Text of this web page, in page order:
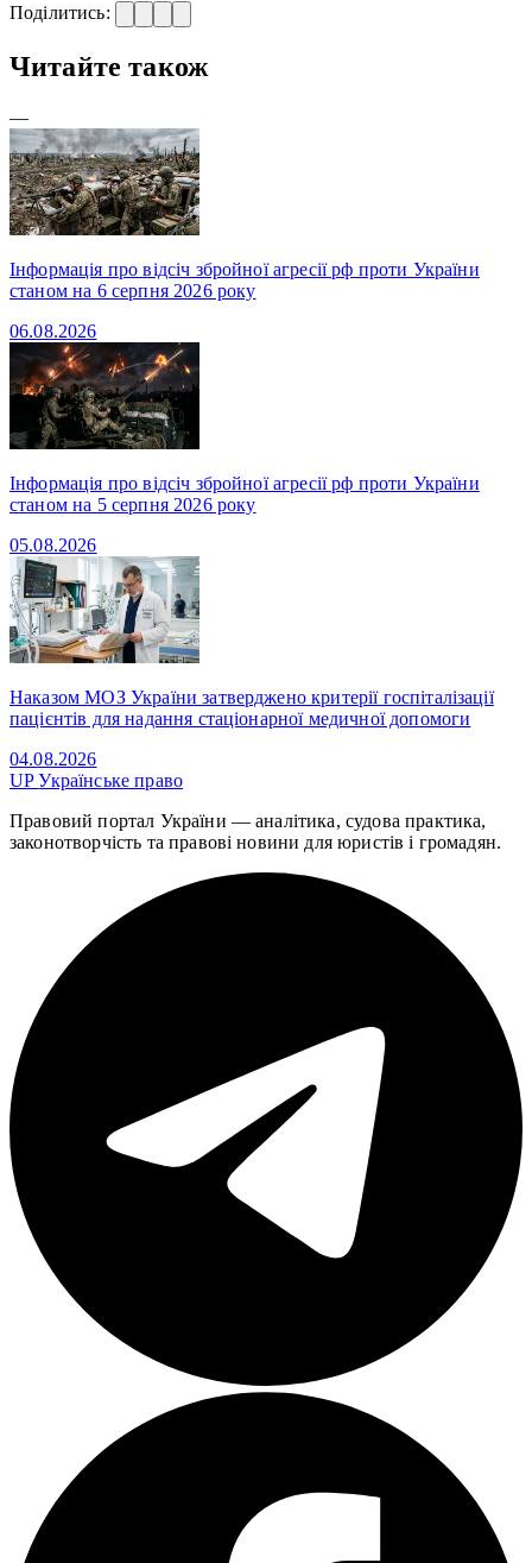
Поділитись:
Читайте також
—
Інформація про відсіч збройної агресії рф проти України
станом на 6 серпня 2026 року
06.08.2026
Інформація про відсіч збройної агресії рф проти України
станом на 5 серпня 2026 року
05.08.2026
Наказом МОЗ України затверджено критерії госпіталізації
пацієнтів для надання стаціонарної медичної допомоги
04.08.2026
UPУкраїнське право
Правовий портал України — аналітика, судова практика,
законотворчість та правові новини для юристів і громадян.